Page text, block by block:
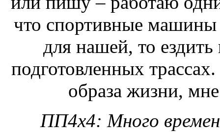
что спортивные машины
для нашей, то
подготовленных
образа жизни,
ПП4х4: Много